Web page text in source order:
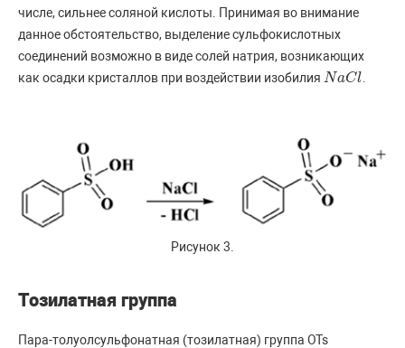
числе, сильнее соляной кислоты. Принимая во внимание
данное обстоятельство, выделение сульфокислотных
соединений возможно в виде солей натрия, возникающих
как осадки кристаллов при воздействии изобилия NaCl
NaCl
Рисунок 3.
Тозилатная группа
Пара-толуолсульфонатная (тозилатная) группа OTs